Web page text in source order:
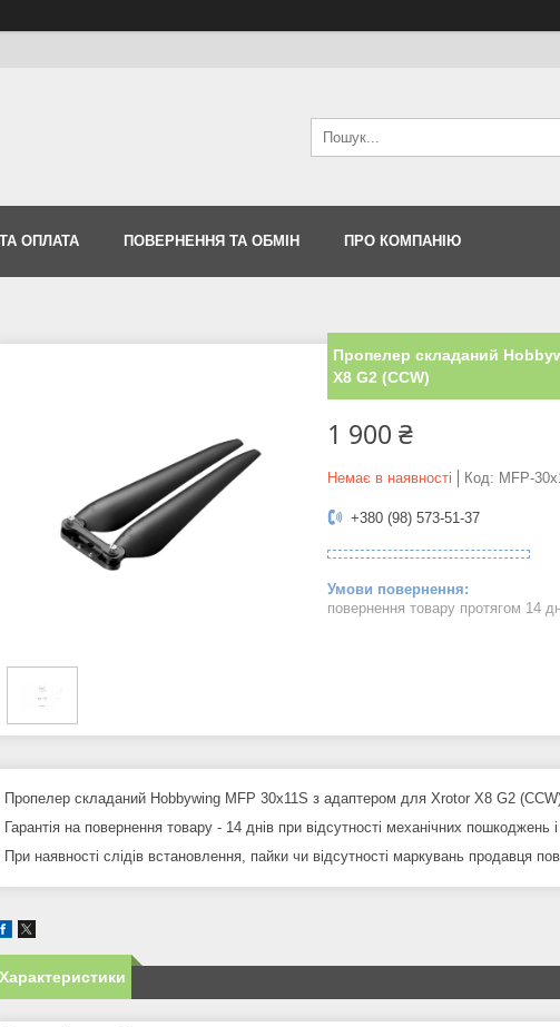
ОПЛАТА ПОВЕРНЕННЯ ТА ОБМІН ПРО КОМПАНІЮ
Пропелер складаний
X8 G2 (CCW)
1 900 ₴
Немає в наявності Код: MFP-
+380 (98) 573-51-37
повернення товару протягом 14
Пропелер складаний Hobbywing MFP 30x11S з адаптером для Xrotor X8 G2
Гарантія на повернення товару - 14 днів при відсутності механічних пошкоджень
При наявності слідів встановлення, пайки чи відсутності маркувань продавця
Характеристики